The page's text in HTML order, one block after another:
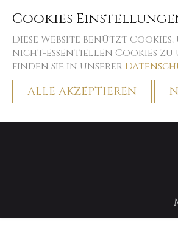
Cookies
Diese Website benützt
nicht-essentiellen Cookies zu
finden Sie in unserer
ALLE AKZEPTIEREN